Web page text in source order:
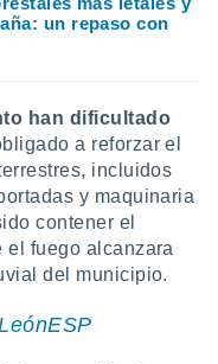
un repaso con
han dificultado
a reforzar el
incluidos
y maquinaria
contener el
el fuego alcanzara
del municipio.